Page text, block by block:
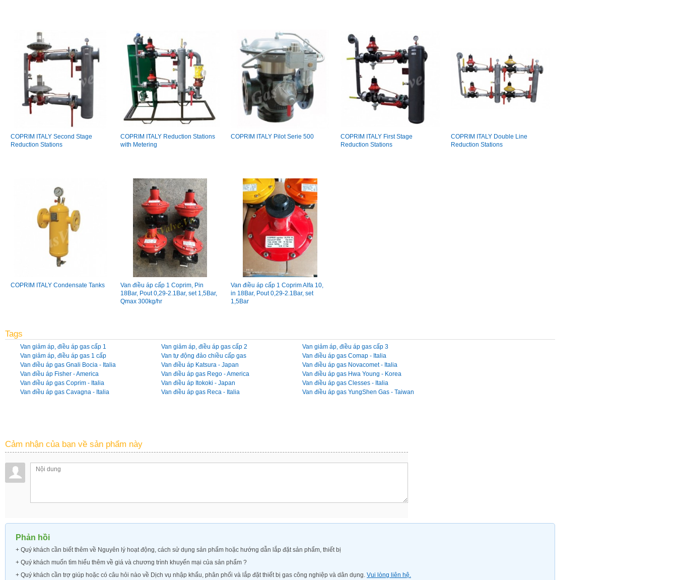
COPRIM ITALY Second Stage
Reduction Stations
COPRIM ITALY Reduction Stations
with Metering
COPRIM ITALY Pilot Serie 500
COPRIM ITALY First Stage
Reduction Stations
COPRIM ITALY Double Line
Reduction Stations
COPRIM ITALY Condensate Tanks
Van điều áp cấp 1 Coprim, Pin
18Bar, Pout 0,29-2.1Bar, set 1,5Bar,
Qmax 300kg/hr
Van điều áp cấp 1 Coprim Alfa 10,
in 18Bar, Pout 0,29-2.1Bar, set
1,5Bar
Tags
Van giảm áp, điều áp gas cấp 1 Van giảm áp, điều áp gas cấp 2
Van giảm áp, điều áp gas cấp 3
Van giảm áp, điều áp gas 1 cấp
Van tự động đảo chiều cấp gas
Van điều áp gas Comap - Italia
Van điều áp gas Gnali Bocia - Italia
Van điều áp Katsura - Japan
Van điều áp gas Novacomet - Italia
Van điều áp Fisher - America
Van điều áp gas Rego - America
Van điều áp gas Hwa Young - Korea
Van điều áp gas Coprim - Italia
Van điều áp Itokoki - Japan
Van điều áp gas Clesses - Italia
Van điều áp gas Cavagna - Italia
Van điều áp gas Reca - Italia Van điều áp gas YungShen Gas - Taiwan
Cảm nhận của bạn về sản phẩm này
Phản hồi
+ Quý khách cần biết thêm về Nguyên lý hoạt động, cách sử dụng sản phẩm hoặc hướng dẫn lắp đặt sản phẩm, thiết bị
+ Quý khách muốn tìm hiểu thêm về giá và chương trình khuyến mại của sản phẩm ?
+ Quý khách cần trợ giúp hoặc có câu hỏi nào về Dịch vụ nhập khẩu, phân phối và lắp đặt thiết bị gas công nghiệp và dân dụng. Vui lòng liên hệ.